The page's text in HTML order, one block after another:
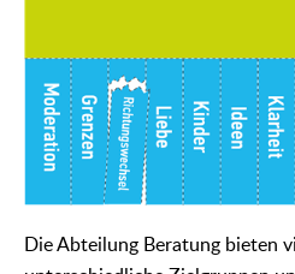
Die Abteilung Beratung bieten